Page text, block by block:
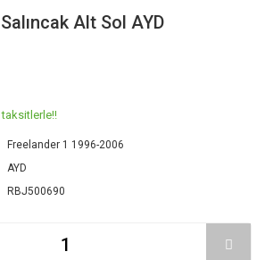
Alt Sol AYD
Freelander 1 1996-2006
AYD
RBJ500690